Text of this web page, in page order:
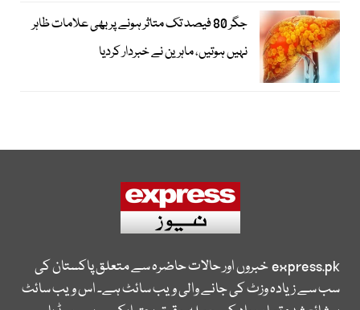
جگر 80 فیصد تک متاثر ہونے پر بھی علامات ظاہر
نہیں ہوتیں، ماہرین نے خبردار کردیا
express.pkخبروں اور حالات حاضرہ سے متعلق پاکستان کی
سب سے زیادہ وزٹ کی جانے والی ویب سائٹ ہے۔ اس ویب سائٹ